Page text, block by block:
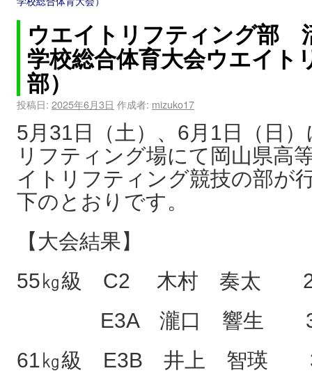
ウエイトリフティング部
学校総合体育大会ウエイト
部）
投稿日: 2025年6月3日 作成者: mizuko17
5月31日（土）、6月1日（日
リフティング場にて岡山県高
イトリフティング競技の部が
下のとおりです。
【大会結果】
55㎏級 C2 木村 奏太
E3A 瀧口 響生 3
61㎏級 E3B 井上 智瑛